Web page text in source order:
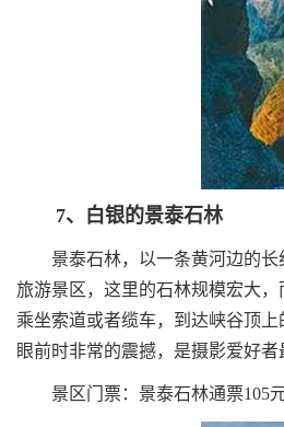
7、白银的景泰石林
景泰石林，以一条黄河边的长
旅游景区，这里的石林规模宏大
乘坐索道或者缆车，到达峡谷顶
眼前时非常的震撼，是摄影爱好者
景区门票：景泰石林通票105元